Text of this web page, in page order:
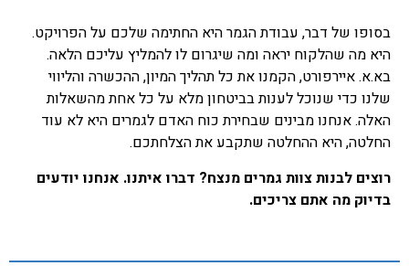
בסופו של דבר, עבודת הגמר היא החתימה שלכם על הפרויקט.
היא מה שהלקוח יראה ומה שיגרום לו להמליץ עליכם הלאה.
בא.א. איירפורט, הקמנו את כל תהליך המיון, ההכשרה והליווי
שלנו כדי שנוכל לענות בביטחון מלא על כל אחת מהשאלות
האלה. אנחנו מבינים שבחירת כוח האדם לגמרים היא לא עוד
החלטה, היא ההחלטה שתקבע את הצלחתכם.
רוצים לבנות צוות גמרים מנצח? דברו איתנו. אנחנו יודעים
בדיוק מה אתם צריכים.